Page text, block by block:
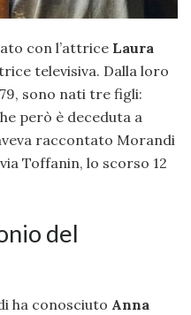
con l’attrice Laura
televisiva. Dalla loro
sono nati tre figli:
però è deceduta a
raccontato Morandi
Toffanin, lo scorso 12
del
ha conosciuto Anna